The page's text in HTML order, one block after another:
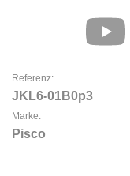
Referenz:
JKL6-01B0p3
Marke:
Pisco